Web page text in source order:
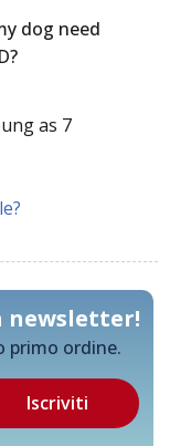
dog need
as 7
newsletter!
primo ordine.